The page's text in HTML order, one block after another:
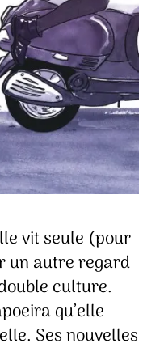
vit seule (pour
un autre regard
culture.
qu’elle
Ses nouvelles